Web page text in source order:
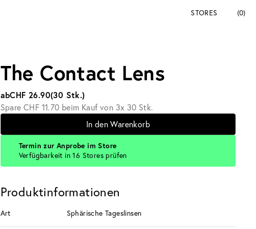
STORES (0)
The Contact Lens
abCHF 26.90(30 Stk.)
Spare CHF 11.70 beim Kauf von 3x 30 Stk.
In den Warenkorb
Termin zur Anprobe im Store
Verfügbarkeit in 16 Stores prüfen
Produktinformationen
Art Sphärische Tageslinsen